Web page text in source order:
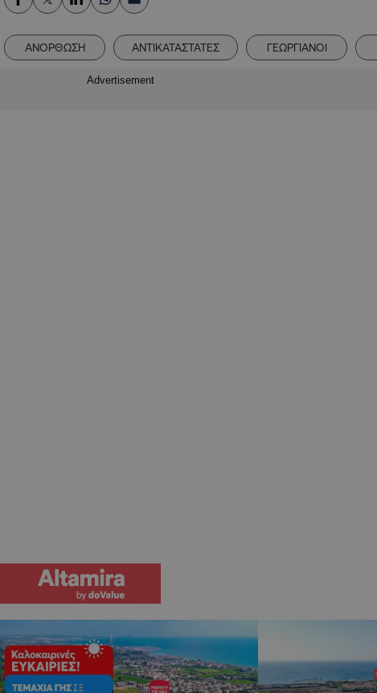
ΑΝΟΡΘΩΣΗ ΑΝΤΙΚΑΤΑΣΤΑΤΕΣ ΓΕΩΡΓΙΑΝΟΙ
Advertisement